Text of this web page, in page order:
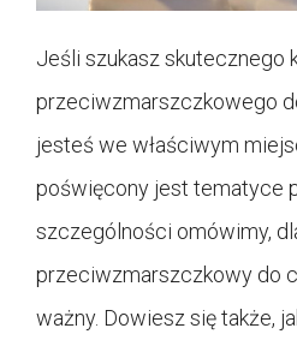
Jeśli szukasz skutecznego
przeciwzmarszczkowego
jesteś we właściwym
poświęcony jest tematyce
szczególności omówimy,
przeciwzmarszczkowy do
ważny. Dowiesz się także,